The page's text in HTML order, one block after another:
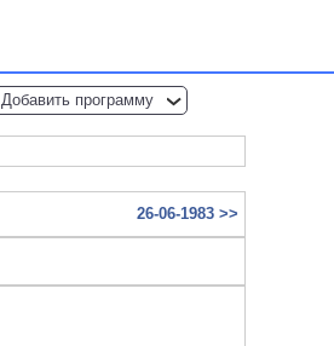
Добавить программу
26-06-1983 >>